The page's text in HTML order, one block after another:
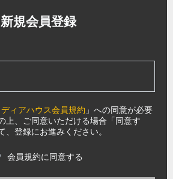
新規会員登録
ィアハウス会員規約 」への同意が必要
上、ご同意いただける場合「同意す
、登録にお進みください。
会員規約に同意する